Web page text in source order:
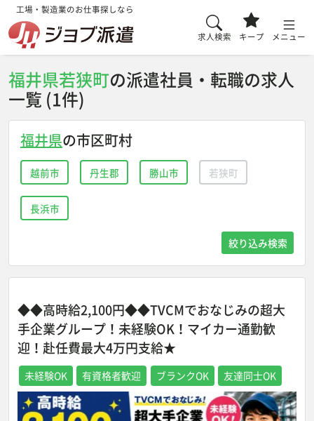
工場・製造業のお仕事探しなら
求人検索 キープ メニュー
福井県若狭町の派遣社員・転職の求人
一覧 (1件)
福井県の市区町村
越前市 丹生郡 勝山市 若狭町
長浜市
絞り込み検索
◆◆高時給2,100円◆◆TVCMでおなじみの超大
手企業グループ！未経験OK！マイカー通勤歓
迎！赴任費最大4万円支給★
未経験OK 有資格者歓迎 ブランクOK 友達同士OK